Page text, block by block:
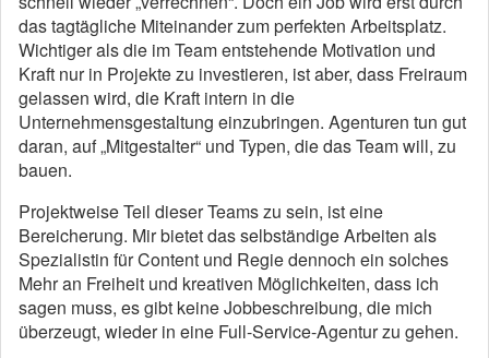
das tagtägliche Miteinander zum perfekten Arbeitsplatz.
Wichtiger als die im Team entstehende Motivation und
Kraft nur in Projekte zu investieren, ist aber, dass Freiraum
gelassen wird, die Kraft intern in die
Unternehmensgestaltung einzubringen. Agenturen tun gut
daran, auf „Mitgestalter“ und Typen, die das Team will, zu
bauen.
Projektweise Teil dieser Teams zu sein, ist eine
Bereicherung. Mir bietet das selbständige Arbeiten als
Spezialistin für Content und Regie dennoch ein solches
Mehr an Freiheit und kreativen Möglichkeiten, dass ich
sagen muss, es gibt keine Jobbeschreibung, die mich
überzeugt, wieder in eine Full-Service-Agentur zu gehen.